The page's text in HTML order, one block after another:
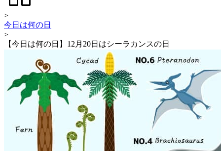
>
今日は何の日
>
【今日は何の日】12月20日はシーラカンスの日